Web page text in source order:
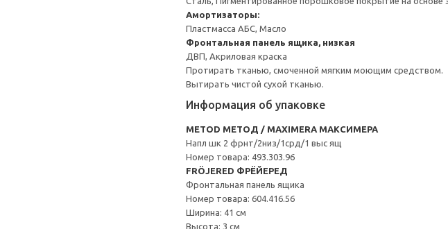
Амортизаторы:
Пластмасса АБС, Масло
Фронтальная панель ящика, низкая
ДВП, Акриловая краска
Протирать тканью, смоченной мягким моющим средством.
Вытирать чистой сухой тканью.
Информация об упаковке
METOD МЕТОД / MAXIMERA МАКСИМЕРА
Напл шк 2 фрнт/2низ/1срд/1 выс ящ
Номер товара: 493.303.96
FRÖJERED ФРЁЙЕРЕД
Фронтальная панель ящика
Номер товара: 604.416.56
Ширина: 41 см
Высота: 3 см